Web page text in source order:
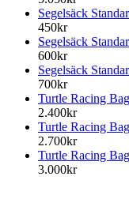
Segelsäck
450kr
Segelsäck
600kr
Segelsäck
700kr
Turtle Racing
2.400kr
Turtle Racing
2.700kr
Turtle Racing
3.000kr